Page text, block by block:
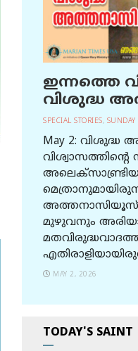
ഇന്നത്തെ
വിശുദ്ധ
SPECIAL STORIES,
May 2:
അത്തനാസിയൂസ്
മുഴുവനും
MAY 2, 2026
TODAY'S SAINT